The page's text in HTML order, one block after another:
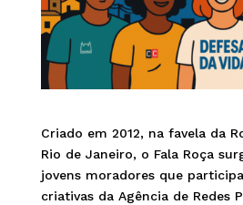
Criado em 2012, na favela da
Rio de Janeiro, o Fala Roça
jovens moradores que
criativas da Agência de Redes